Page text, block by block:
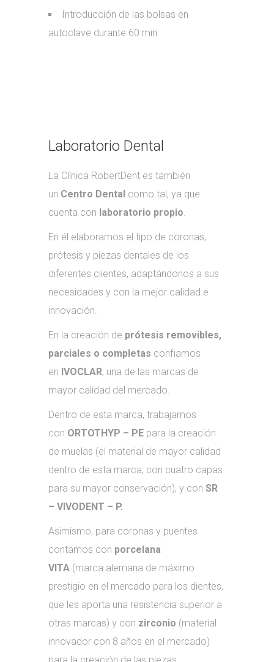
Introducción de las bolsas en
autoclave durante 60 min.
Laboratorio Dental
La Clínica RobertDent es también
un Centro Dental como tal, ya que
cuenta con laboratorio propio.
En él elaboramos el tipo de coronas,
prótesis y piezas dentales de los
diferentes clientes, adaptándonos a sus
necesidades y con la mejor calidad e
innovación.
En la creación de prótesis removibles,
parciales o completas confiamos
en IVOCLAR, una de las marcas de
mayor calidad del mercado.
Dentro de esta marca, trabajamos
con ORTOTHYP – PE para la creación
de muelas (el material de mayor calidad
dentro de esta marca, con cuatro capas
para su mayor conservación), y con SR
– VIVODENT – P.
Asimismo, para coronas y puentes
contamos con porcelana
VITA (marca alemana de máximo
prestigio en el mercado para los dientes,
que les aporta una resistencia superior a
otras marcas) y con zirconio (material
innovador con 8 años en el mercado)